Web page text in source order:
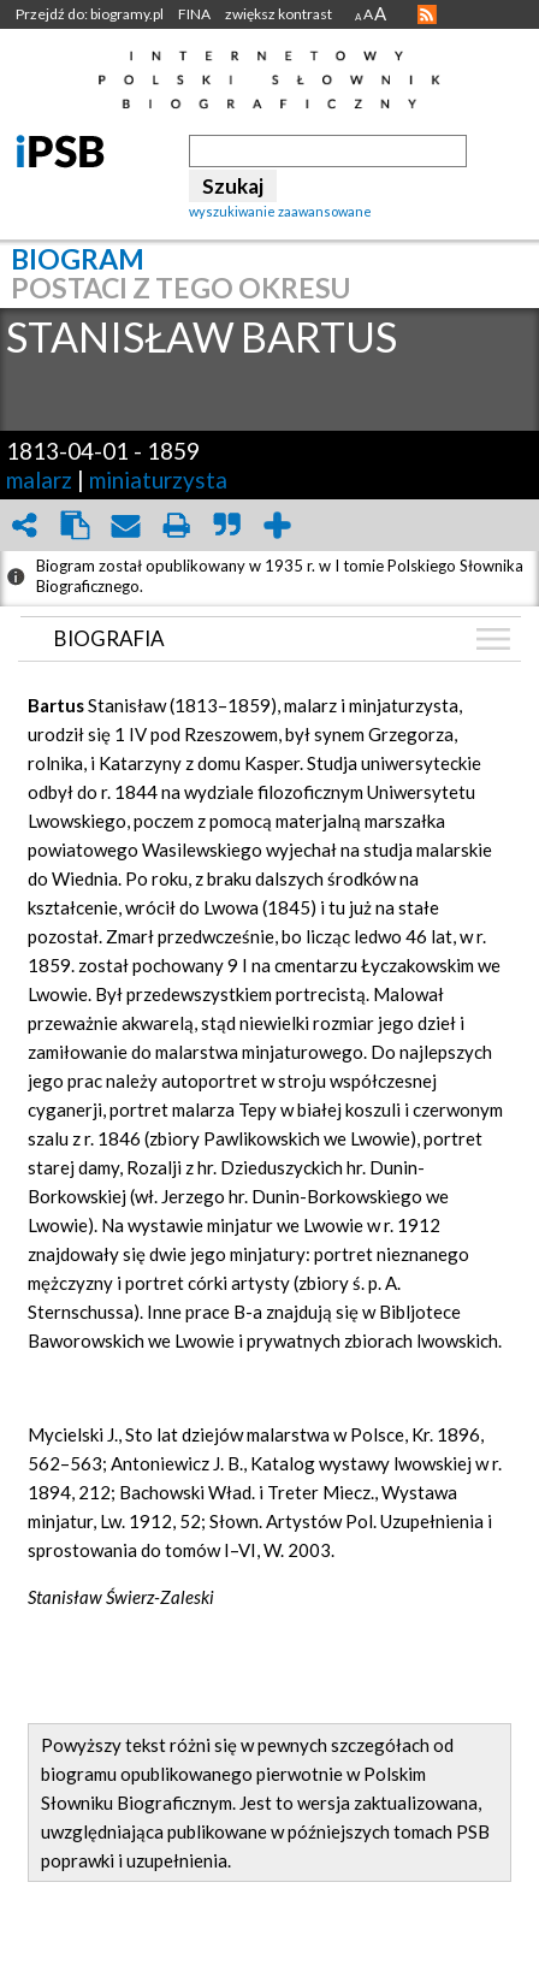
Przejdź do: biogramy.pl FINA zwiększ kontrast A AA
wyszukiwanie zaawansowane
BIOGRAM
POSTACI Z TEGO OKRESU
STANISŁAWBARTUS
1813-04-01 - 1859
malarz | miniaturzysta
Biogram został opublikowany w 1935 r. w I tomie Polskiego Słownika
Biograficznego.
BIOGRAFIA
ZDJĘCIA (1)
GRAF POWIĄZAŃ
DYSKUSJA
Mapa
BartusStanisław (1813–1859), malarz i minjaturzysta,
urodził się 1 IV pod Rzeszowem, był synem Grzegorza,
rolnika, i Katarzyny z domu Kasper. Studja uniwersyteckie
odbył do r. 1844 na wydziale filozoficznym Uniwersytetu
Lwowskiego, poczem z pomocą materjalną marszałka
powiatowego Wasilewskiego wyjechał na studja malarskie
do Wiednia. Po roku, z braku dalszych środków na
kształcenie, wrócił do Lwowa (1845) i tu już na stałe
pozostał. Zmarł przedwcześnie, bo licząc ledwo 46 lat, w r.
1859. został pochowany 9 I na cmentarzu Łyczakowskim we
Lwowie. Był przedewszystkiem portrecistą. Malował
przeważnie akwarelą, stąd niewielki rozmiar jego dzieł i
zamiłowanie do malarstwa minjaturowego. Do najlepszych
jego prac należy autoportret w stroju współczesnej
cyganerji, portret malarza Tepy w białej koszuli i czerwonym
szalu z r. 1846 (zbiory Pawlikowskich we Lwowie), portret
starej damy, Rozalji z hr. Dzieduszyckich hr. Dunin-
Borkowskiej (wł. Jerzego hr. Dunin-Borkowskiego we
Lwowie). Na wystawie minjatur we Lwowie w r. 1912
znajdowały się dwie jego minjatury: portret nieznanego
mężczyzny i portret córki artysty (zbiory ś. p. A.
Sternschussa). Inne prace B-a znajdują się w Bibljotece
Baworowskich we Lwowie i prywatnych zbiorach lwowskich.
Mycielski J., Sto lat dziejów malarstwa w Polsce, Kr. 1896,
562–563; Antoniewicz J. B., Katalog wystawy lwowskiej w r.
1894, 212; Bachowski Wład. i Treter Miecz., Wystawa
minjatur, Lw. 1912, 52; Słown. Artystów Pol. Uzupełnienia i
sprostowania do tomów I–VI, W. 2003.
Stanisław Świerz-Zaleski
Powyższy tekst różni się w pewnych szczegółach od
biogramu opublikowanego pierwotnie w Polskim
Słowniku Biograficznym. Jest to wersja zaktualizowana,
uwzględniająca publikowane w późniejszych tomach PSB
poprawki i uzupełnienia.